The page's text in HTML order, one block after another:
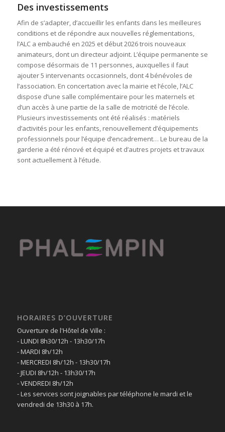
Des investissements
Afin de s’adapter, d’accueillir les enfants dans les meilleures
conditions et de répondre aux nouvelles réglementations,
l’ALC a embauché en 2025 et début 2026 trois nouveaux
animateurs, dont un directeur adjoint. L’équipe permanente se
compose désormais de 11 personnes, auxquelles il faut
ajouter 5 intervenants occasionnels, dont 4 bénévoles de
l’association. En concertation avec la mairie et l’école, l’ALC
dispose d’une salle complémentaire pour les maternels et
d’un accès à une partie de la salle de motricité de l’école.
Plusieurs investissements ont été réalisés : matériels
d’activités pour les enfants, renouvellement d’équipements
professionnels pour l’équipe d’encadrement… Le bureau de la
garderie a été rénové et équipé et d’autres projets et travaux
sont actuellement à l’étude.
HORAIRES D’OUVERTURE
Ouverture de l'Hôtel de Ville :
- LUNDI 8h30/12h - 13h30/17h
- MARDI 8h/12h
- MERCREDI 8h/12h - 13h30/17h
- JEUDI 8h/12h - 13h30/17h
- VENDREDI 8h/12h
- Les services sont joignables par téléphone le mardi et le
vendredi de 13h30 à 17h.